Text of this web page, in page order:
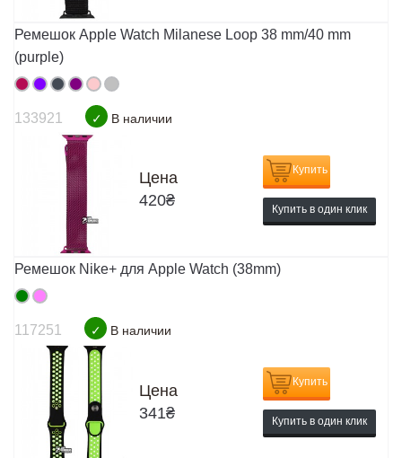
Ремешок Apple Watch Milanese Loop 38 mm/40 mm
(purple)
133921 ✓ В наличии
Цена
420₴
Купить
Купить в один клик
Ремешок Nike+ для Apple Watch (38mm)
117251 ✓ В наличии
Цена
341₴
Купить
Купить в один клик